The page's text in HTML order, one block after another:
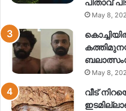
പിതാവ്
May 8,
May 8,
വീട്